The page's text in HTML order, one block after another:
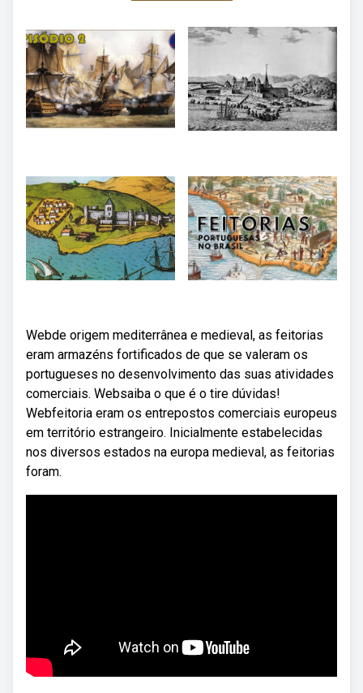
Webde origem mediterrânea e medieval, as feitorias
eram armazéns fortificados de que se valeram os
portugueses no desenvolvimento das suas atividades
comerciais. Websaiba o que é o tire dúvidas!
Webfeitoria eram os entrepostos comerciais europeus
em território estrangeiro. Inicialmente estabelecidas
nos diversos estados na europa medieval, as feitorias
foram.